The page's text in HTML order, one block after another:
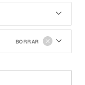
BORRAR